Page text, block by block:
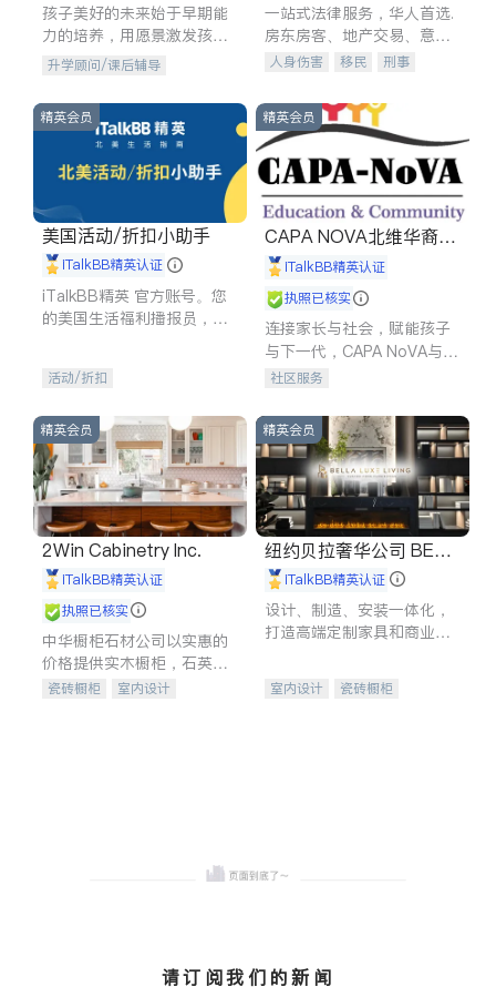
孩子美好的未来始于早期能
力的培养，用愿景激发孩子
的学习潜力和动力。理念：
拥有成长型心态是成功的基
石。
升学顾问/课后辅导
一站式法律服务，华人首选.
房东房客、地产交易、意外
伤害、车祸重伤、商业诉
建筑合同、刑事案件全包办
人身伤害 移民
刑事
信托/遗嘱
商业
索赔
律师-其它 保释
精英会员
美国活动/折扣小助手
iTalkBB精英认证
iTalkBB精英 官方账号。您
的美国生活福利播报员，精
专属福利。
活动/折扣
精英会员
CAPA NOVA北维华裔家
长会iTalkBB精英认证
执照已核实
连接家长与社会，赋能孩子
与下一代，CAPA NoVA与您
携手建设包容、公平、充满
社区服务
精英会员
2Win Cabinetry Inc.
iTalkBB精英认证
执照已核实
中华橱柜石材公司以实惠的
价格提供实木橱柜，石英石
台面，多种优质不锈钢水
瓷砖橱柜
室内设计
精英会员
纽约贝拉奢华公司 BELL
A LUXE
iTalkBB精英认证
设计、制造、安装一体化，
打造高端定制家具和商业空
室内设计
瓷砖橱柜
请订阅我们的新闻